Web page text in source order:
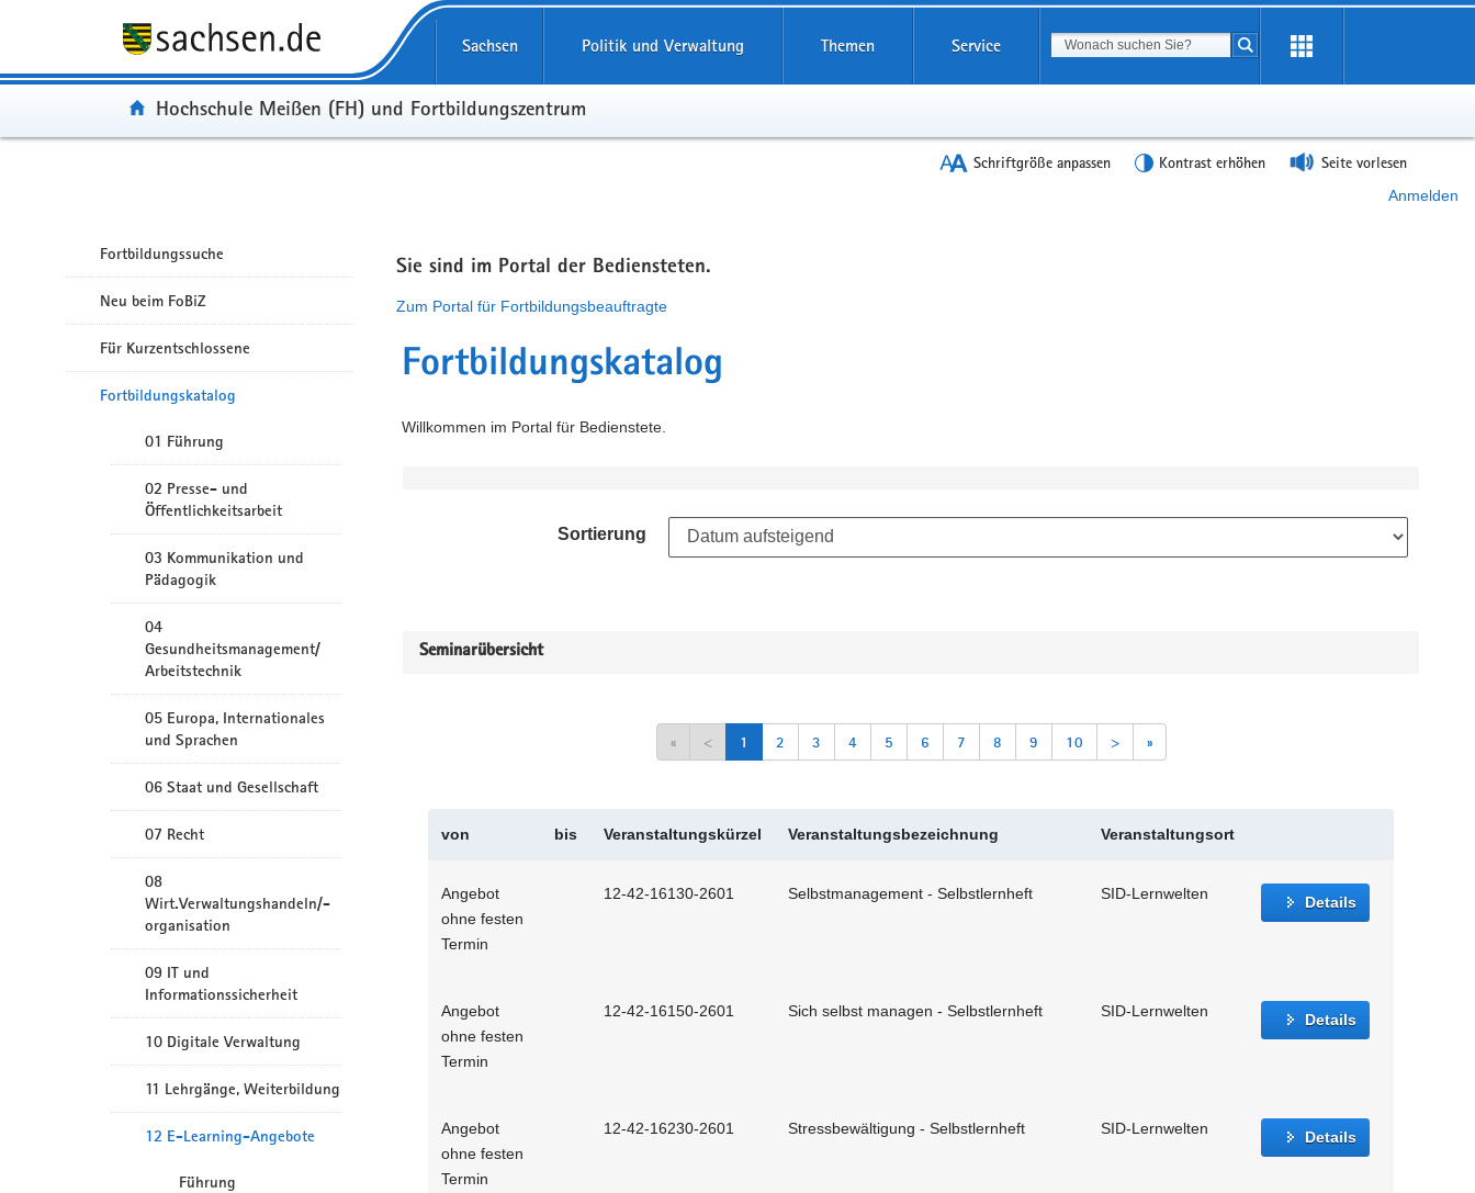
Sachsen Politik und Verwaltung Themen Service Suchbegriff
Suche starten
Portal:
Hochschule Meißen (FH) und Fortbildungszentrum
Schriftgröße anpassen Kontrast erhöhen Seite vorlesen
Anmelden
Fortbildungssuche
Neu beim FoBiZ
Für Kurzentschlossene
Fortbildungskatalog
01 Führung
02 Presse- und
Öffentlichkeitsarbeit
03 Kommunikation und
Pädagogik
04
Gesundheitsmanagement/
Arbeitstechnik
05 Europa, Internationales
und Sprachen
06 Staat und Gesellschaft
07 Recht
08
Wirt.Verwaltungshandeln/-
organisation
09 IT und
Informationssicherheit
10 Digitale Verwaltung
11 Lehrgänge, Weiterbildung
12 E-Learning-Angebote
Führung
Sie sind im Portal der Bediensteten.
Zum Portal für Fortbildungsbeauftragte
Fortbildungskatalog
Willkommen im Portal für Bedienstete.
Sortierung
Seminarübersicht
« < 1 2 3 4 5 6 7 8 9 10 > »
von bis Veranstaltungskürzel Veranstaltungsbezeichnung Veranstaltungsort
Angebot
ohne festen
Termin
12-42-16130-2601 Selbstmanagement - Selbstlernheft SID-Lernwelten Details
Angebot
ohne festen
Termin
12-42-16150-2601 Sich selbst managen - Selbstlernheft SID-Lernwelten Details
Angebot
ohne festen
Termin
12-42-16230-2601 Stressbewältigung - Selbstlernheft SID-Lernwelten Details